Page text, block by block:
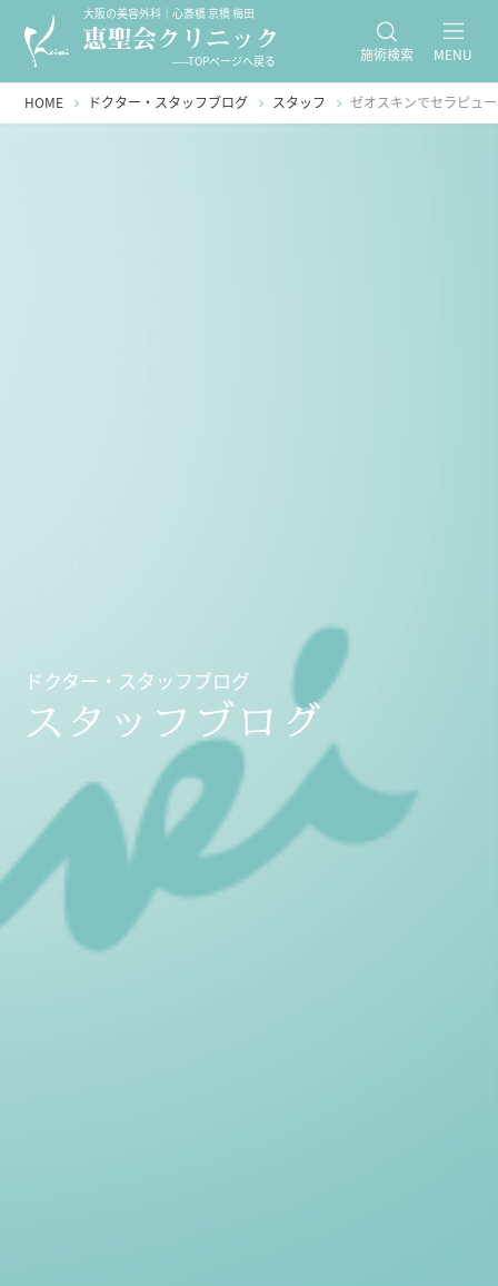
大阪の美容外科｜心斎橋 京橋 梅田
-----TOPページへ戻る 施術検索 MENU
HOME ドクター・スタッフブログ スタッフ ゼオスキンでセラピュ
ドクター・スタッフブログ
スタッフブログ